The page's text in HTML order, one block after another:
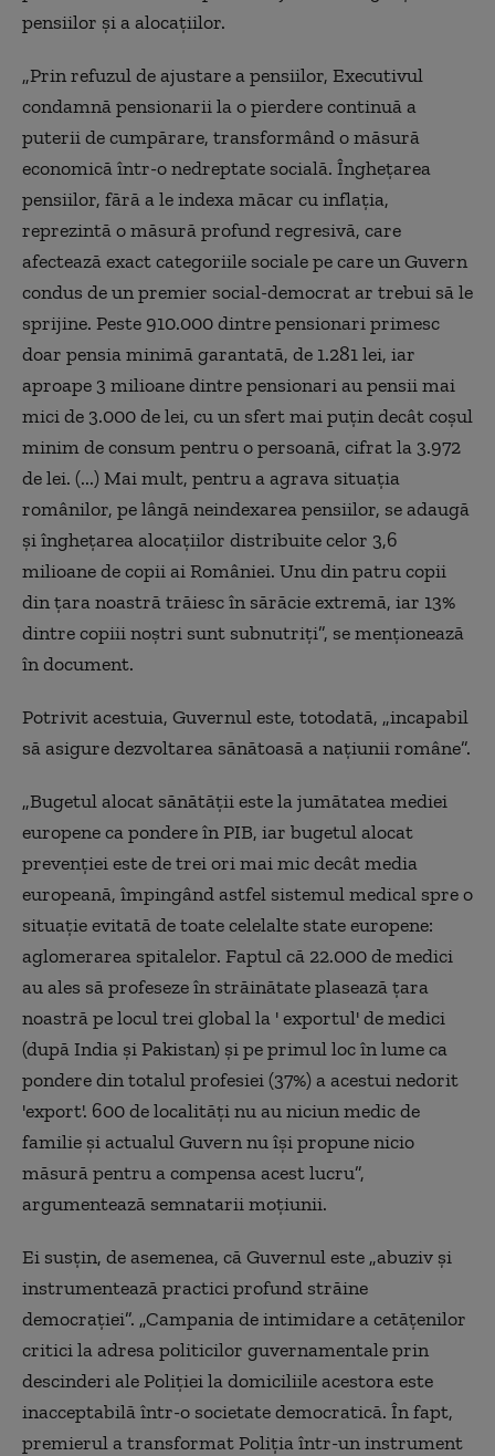
pensiilor şi a alocaţiilor.
„Prin refuzul de ajustare a pensiilor, Executivul
condamnă pensionarii la o pierdere continuă a
puterii de cumpărare, transformând o măsură
economică într-o nedreptate socială. Îngheţarea
pensiilor, fără a le indexa măcar cu inflaţia,
reprezintă o măsură profund regresivă, care
afectează exact categoriile sociale pe care un Guvern
condus de un premier social-democrat ar trebui să le
sprijine. Peste 910.000 dintre pensionari primesc
doar pensia minimă garantată, de 1.281 lei, iar
aproape 3 milioane dintre pensionari au pensii mai
mici de 3.000 de lei, cu un sfert mai puţin decât coşul
minim de consum pentru o persoană, cifrat la 3.972
de lei. (...) Mai mult, pentru a agrava situaţia
românilor, pe lângă neindexarea pensiilor, se adaugă
şi îngheţarea alocaţiilor distribuite celor 3,6
milioane de copii ai României. Unu din patru copii
din ţara noastră trăiesc în sărăcie extremă, iar 13%
dintre copiii noştri sunt subnutriţi”, se menţionează
în document.
Potrivit acestuia, Guvernul este, totodată, „incapabil
să asigure dezvoltarea sănătoasă a naţiunii române”.
„Bugetul alocat sănătăţii este la jumătatea mediei
europene ca pondere în PIB, iar bugetul alocat
prevenţiei este de trei ori mai mic decât media
europeană, împingând astfel sistemul medical spre o
situaţie evitată de toate celelalte state europene:
aglomerarea spitalelor. Faptul că 22.000 de medici
au ales să profeseze în străinătate plasează ţara
noastră pe locul trei global la ' exportul' de medici
(după India şi Pakistan) şi pe primul loc în lume ca
pondere din totalul profesiei (37%) a acestui nedorit
'export'. 600 de localităţi nu au niciun medic de
familie şi actualul Guvern nu îşi propune nicio
măsură pentru a compensa acest lucru”,
argumentează semnatarii moţiunii.
Ei susţin, de asemenea, că Guvernul este „abuziv şi
instrumentează practici profund străine
democraţiei”. „Campania de intimidare a cetăţenilor
critici la adresa politicilor guvernamentale prin
descinderi ale Poliţiei la domiciliile acestora este
inacceptabilă într-o societate democratică. În fapt,
premierul a transformat Poliţia într-un instrument